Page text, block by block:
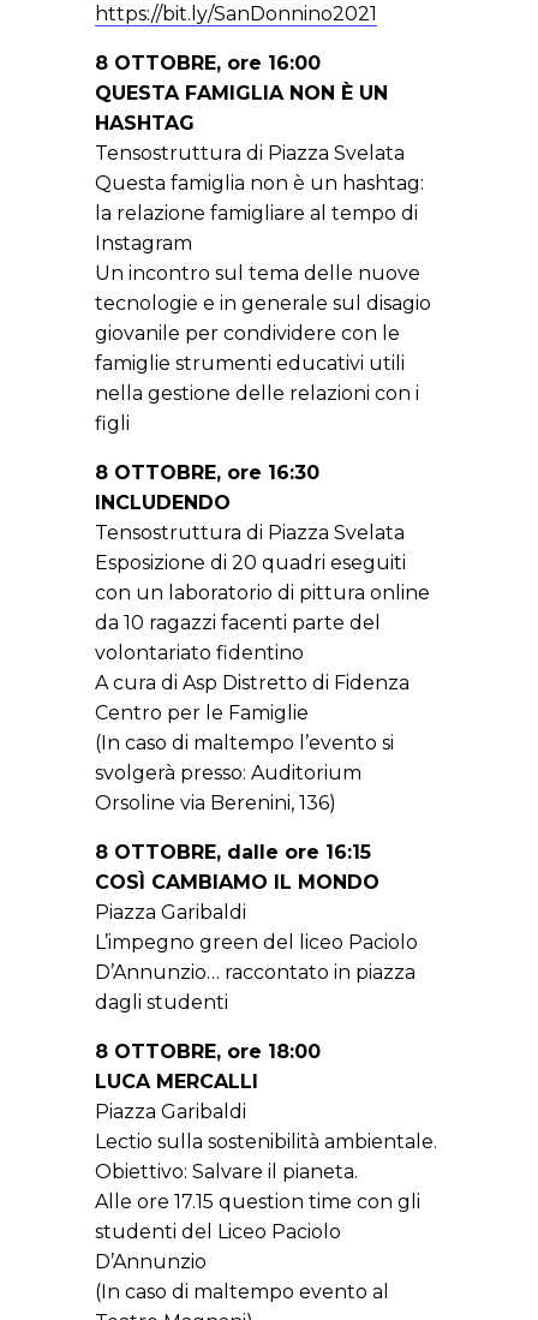
https://bit.ly/SanDonnino2021
8 OTTOBRE, ore 16:00
QUESTA FAMIGLIA NON È UN
HASHTAG
Tensostruttura di Piazza Svelata
Questa famiglia non è un hashtag:
la relazione famigliare al tempo di
Instagram
Un incontro sul tema delle nuove
tecnologie e in generale sul disagio
giovanile per condividere con le
famiglie strumenti educativi utili
nella gestione delle relazioni con i
figli
8 OTTOBRE, ore 16:30
INCLUDENDO
Tensostruttura di Piazza Svelata
Esposizione di 20 quadri eseguiti
con un laboratorio di pittura online
da 10 ragazzi facenti parte del
volontariato fidentino
A cura di Asp Distretto di Fidenza
Centro per le Famiglie
(In caso di maltempo l’evento si
svolgerà presso: Auditorium
Orsoline via Berenini, 136)
8 OTTOBRE, dalle ore 16:15
COSÌ CAMBIAMO IL MONDO
Piazza Garibaldi
L’impegno green del liceo Paciolo
D’Annunzio… raccontato in piazza
dagli studenti
8 OTTOBRE, ore 18:00
LUCA MERCALLI
Piazza Garibaldi
Lectio sulla sostenibilità ambientale.
Obiettivo: Salvare il pianeta.
Alle ore 17.15 question time con gli
studenti del Liceo Paciolo
D’Annunzio
(In caso di maltempo evento al